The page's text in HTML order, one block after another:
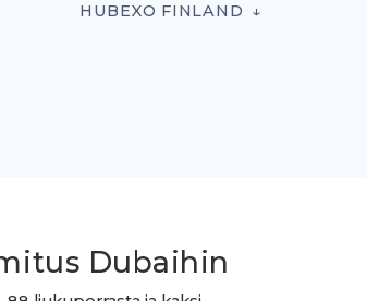
HUBEXO FINLAND
Dubaihin